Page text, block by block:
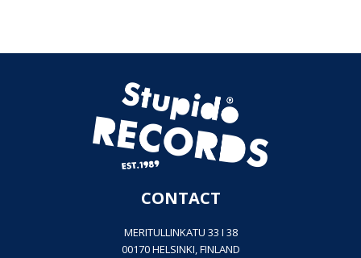
CONTACT
MERITULLINKATU 33 I 38
00170 HELSINKI, FINLAND